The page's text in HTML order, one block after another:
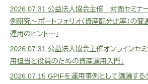
2026.07.31 公益法人協会主催 対面セミナ
例研究～ポートフォリオ（資産配分比率）の
運用のヒント～」
2026.07.31 公益法人協会主催オンラインセ
用担当と役員のための資産運用入門」
2026.07.15 GPIFを運用事例として議論す